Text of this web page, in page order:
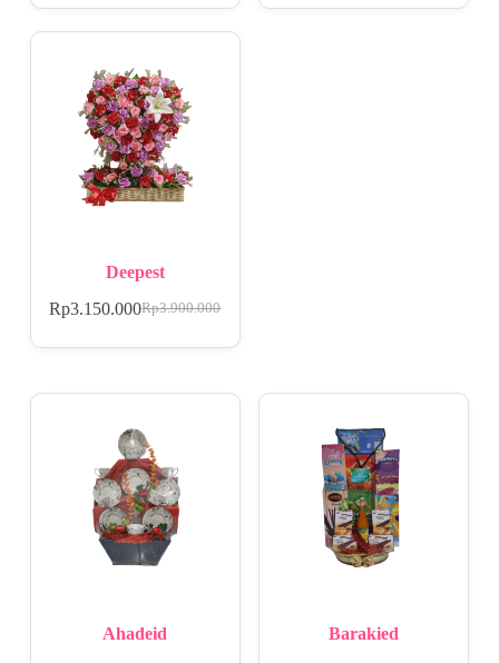
Deepest
Rp3.900.000
Rp3.150.000
Ahadeid Barakied